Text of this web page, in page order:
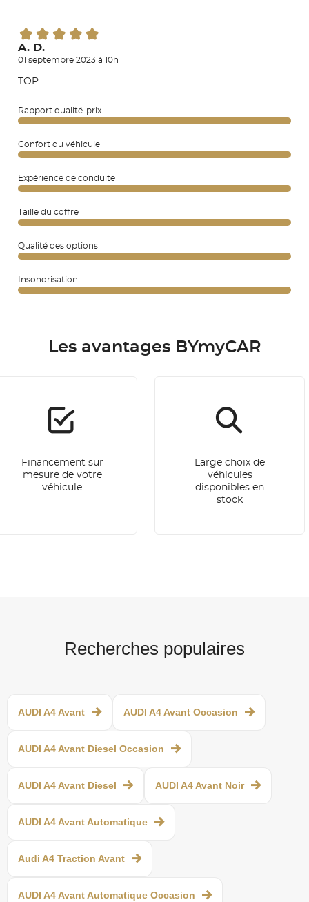
A. D.
01 septembre 2023 à 10h
TOP
Rapport qualité-prix
Confort du véhicule
Expérience de conduite
Taille du coffre
Qualité des options
Insonorisation
Les avantages BYmyCAR
Financement sur
mesure de votre
véhicule
Large choix de
véhicules
disponibles en
stock
Recherches populaires
AUDI A4 Avant AUDI A4 Avant Occasion
AUDI A4 Avant Diesel Occasion
AUDI A4 Avant Diesel AUDI A4 Avant Noir
AUDI A4 Avant Automatique
Audi A4 Traction Avant
AUDI A4 Avant Automatique Occasion